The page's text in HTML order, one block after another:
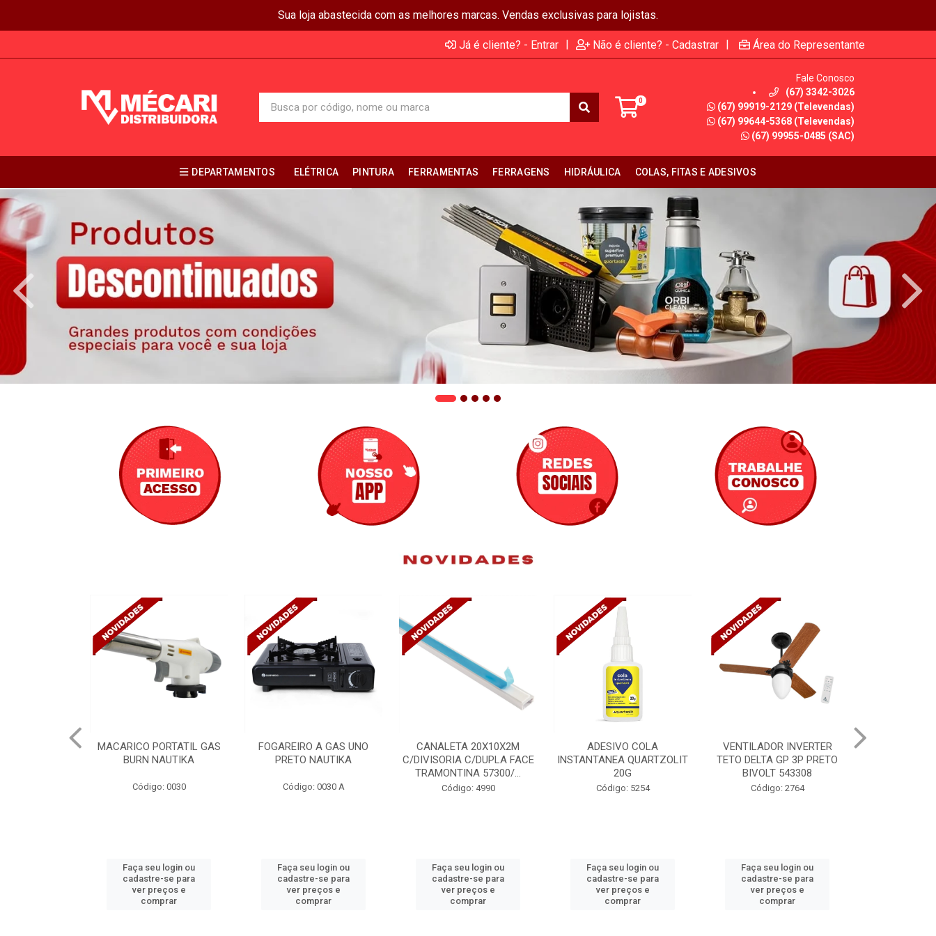
Sua loja abastecida com as melhores marcas. Vendas exclusivas para lojistas.
Já é cliente? - Entrar | Não é cliente? - Cadastrar | Área do Representante
0
Fale Conosco
(67) 3342-3026
(67) 99919-2129 (Televendas)
(67) 99644-5368 (Televendas)
(67) 99955-0485 (SAC)
DEPARTAMENTOS ELÉTRICA PINTURA FERRAMENTAS FERRAGENS HIDRÁULICA COLAS, FITAS E ADESIVOS
FOGAREIRO A GAS UNO
PRETO NAUTIKA
Código: 0030 A
Faça seu login ou
cadastre-se para
ver preços e
comprar
CANALETA 20X10X2M
C/DIVISORIA C/DUPLA FACE
Código: 4990
Faça seu login ou
cadastre-se para
ver preços e
comprar
ADESIVO COLA
INSTANTANEA QUARTZOLIT
20G
Código: 5254
Faça seu login ou
cadastre-se para
ver preços e
comprar
VENTILADOR INVERTER
TETO DELTA GP 3P PRETO
BIVOLT 543308
Código: 2764
Faça seu login ou
cadastre-se para
ver preços e
comprar
VENTILADOR INVERTER
TETO DELTA GP 3P PRETO
BIVOLT 543302
Código: 2765
Faça seu login ou
cadastre-se para
ver preços e
comprar